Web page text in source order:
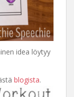
idea löytyy
blogista.